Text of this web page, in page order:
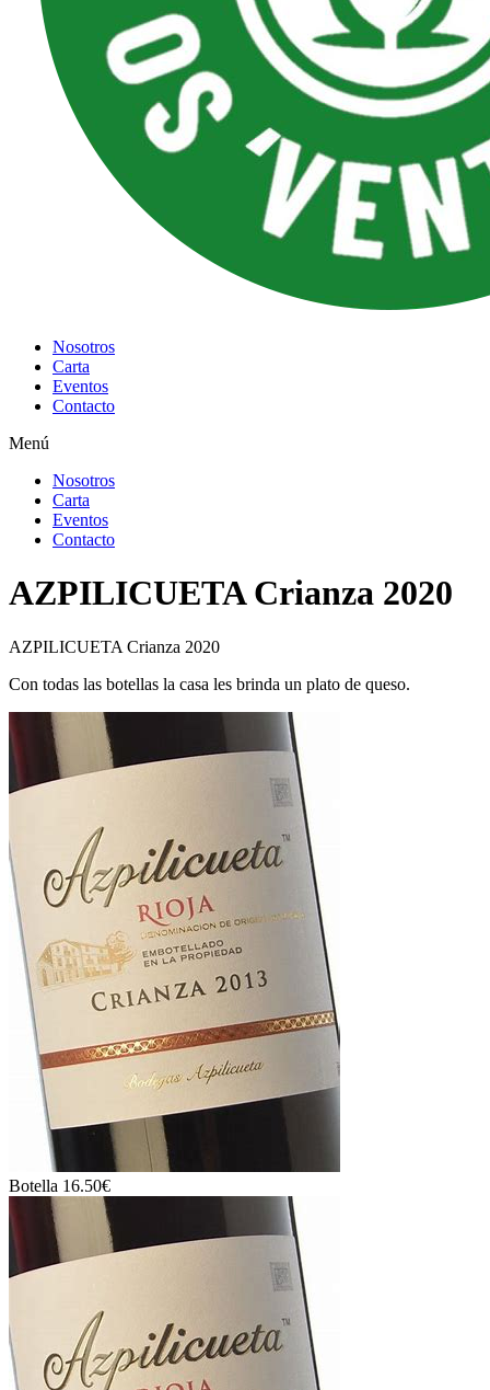
Nosotros
Carta
Eventos
Contacto
Menú
Nosotros
Carta
Eventos
Contacto
AZPILICUETA Crianza 2020
AZPILICUETA Crianza 2020
Con todas las botellas la casa les brinda un plato de queso.
Botella 16.50€